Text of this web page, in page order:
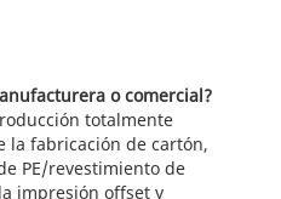
o comercial?
totalmente
la fabricación de cartón,
PE/revestimiento de
impresión offset y